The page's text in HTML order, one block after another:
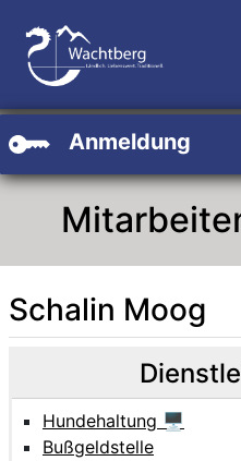
Anmeldung
Schalin Moog
Beschreibung
Beschreibung
Hundehaltung 🖥
Bußgeldstelle